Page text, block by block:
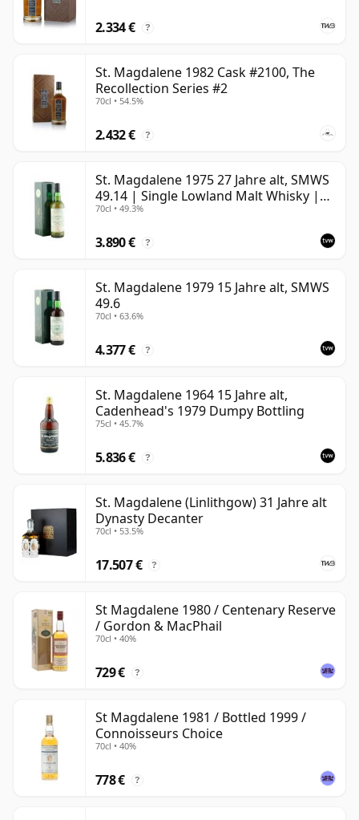
2.334 € ?
St. Magdalene 1982 Cask #2100, The
Recollection Series #2
70cl • 54.5%
2.432 € ?
St. Magdalene 1975 27 Jahre alt, SMWS
49.14 | Single Lowland Malt Whisky |
49.3% | 70cl | The Whisky Vault
70cl • 49.3%
3.890 € ?
St. Magdalene 1979 15 Jahre alt, SMWS
49.6
70cl • 63.6%
4.377 € ?
St. Magdalene 1964 15 Jahre alt,
Cadenhead's 1979 Dumpy Bottling
75cl • 45.7%
5.836 € ?
St. Magdalene (Linlithgow) 31 Jahre alt
Dynasty Decanter
70cl • 53.5%
17.507 € ?
St Magdalene 1980 / Centenary Reserve
/ Gordon & MacPhail
70cl • 40%
729 € ?
St Magdalene 1981 / Bottled 1999 /
Connoisseurs Choice
70cl • 40%
778 € ?